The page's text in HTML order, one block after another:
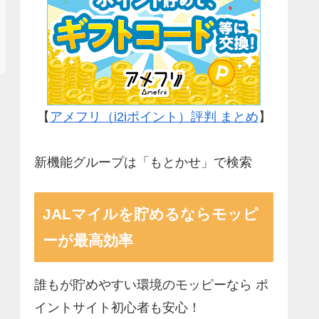
【 アメフリ（i2iポイント）評判 まとめ 】
新機能グループは「もとかせ」で検索
JALマイルを貯めるならモッピ
ーが最高効率
誰もが貯めやすい環境のモッピーなら ポ
イントサイト初心者も安心！